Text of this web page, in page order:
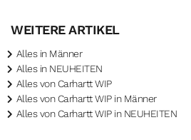
WEITERE ARTIKEL
Alles in Männer
Alles in NEUHEITEN
Alles von Carhartt WIP
Alles von Carhartt WIP in Männer
Alles von Carhartt WIP in NEUHEITEN